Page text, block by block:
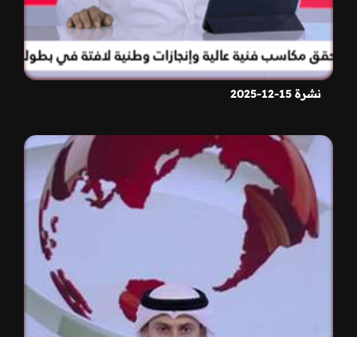
نشرة 15-12-2025